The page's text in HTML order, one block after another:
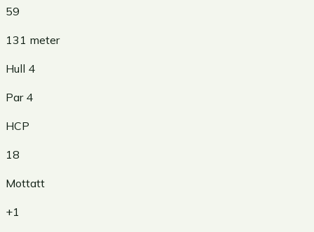
59
131 meter
Hull 4
Par 4
HCP
18
Mottatt
+1